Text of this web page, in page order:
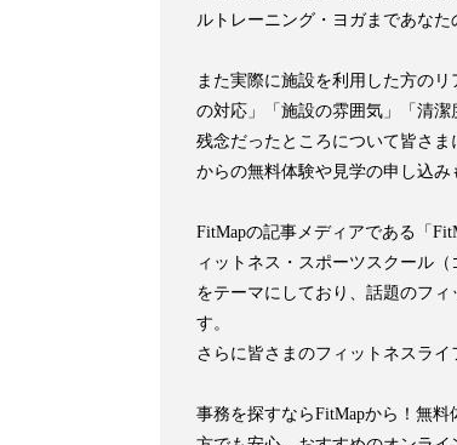
ルトレーニング・ヨガまであな
また実際に施設を利用した方の
の対応」「施設の雰囲気」「清
残念だったところについて皆さ
からの無料体験や見学の申し込み
FitMapの記事メディアである「
ィットネス・スポーツスクール
をテーマにしており、話題のフ
す。
さらに皆さまのフィットネスラ
事務を探すならFitMapから！無